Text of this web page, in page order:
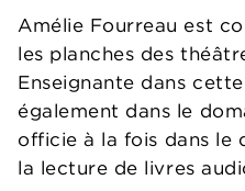
Amélie Fourreau est
les planches des
Enseignante dans
également dans le
officie à la fois dans le
la lecture de livres